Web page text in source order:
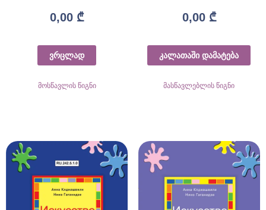
0,00 ₾
ვრცლად
მოსწავლის წიგნი
0,00 ₾
კალათაში დამატება
მასწავლებლის წიგნი